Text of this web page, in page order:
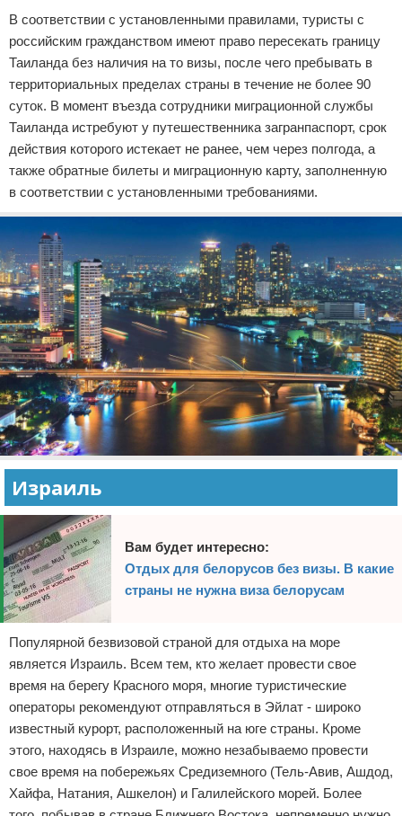
В соответствии с установленными правилами, туристы с
российским гражданством имеют право пересекать границу
Таиланда без наличия на то визы, после чего пребывать в
территориальных пределах страны в течение не более 90
суток. В момент въезда сотрудники миграционной службы
Таиланда истребуют у путешественника загранпаспорт, срок
действия которого истекает не ранее, чем через полгода, а
также обратные билеты и миграционную карту, заполненную
в соответствии с установленными требованиями.
Израиль
Вам будет интересно:
Отдых для белорусов без визы. В какие
страны не нужна виза белорусам
Популярной безвизовой страной для отдыха на море
является Израиль. Всем тем, кто желает провести свое
время на берегу Красного моря, многие туристические
операторы рекомендуют отправляться в Эйлат - широко
известный курорт, расположенный на юге страны. Кроме
этого, находясь в Израиле, можно незабываемо провести
свое время на побережьях Средиземного (Тель-Авив, Ашдод,
Хайфа, Натания, Ашкелон) и Галилейского морей. Более